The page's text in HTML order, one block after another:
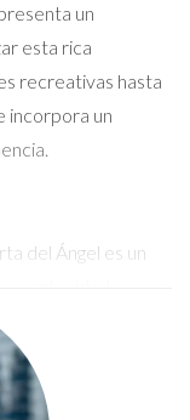
un
esta rica
recreativas hasta
incorpora un
del Ángel es un
hasta
explorado para una
más populares se